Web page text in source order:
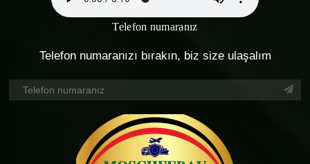
Telefon numaranız
Telefon numaranızı bırakın, biz size ulaşalım